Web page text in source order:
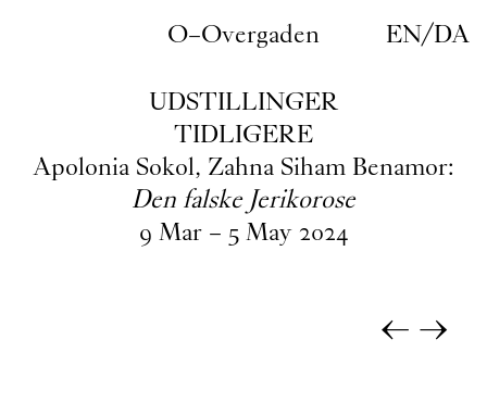
O–Overgaden EN/DA
UDSTILLINGER
TIDLIGERE
Apolonia Sokol, Zahna Siham Benamor:
Den falske Jerikorose
9 Mar – 5May2024
←→